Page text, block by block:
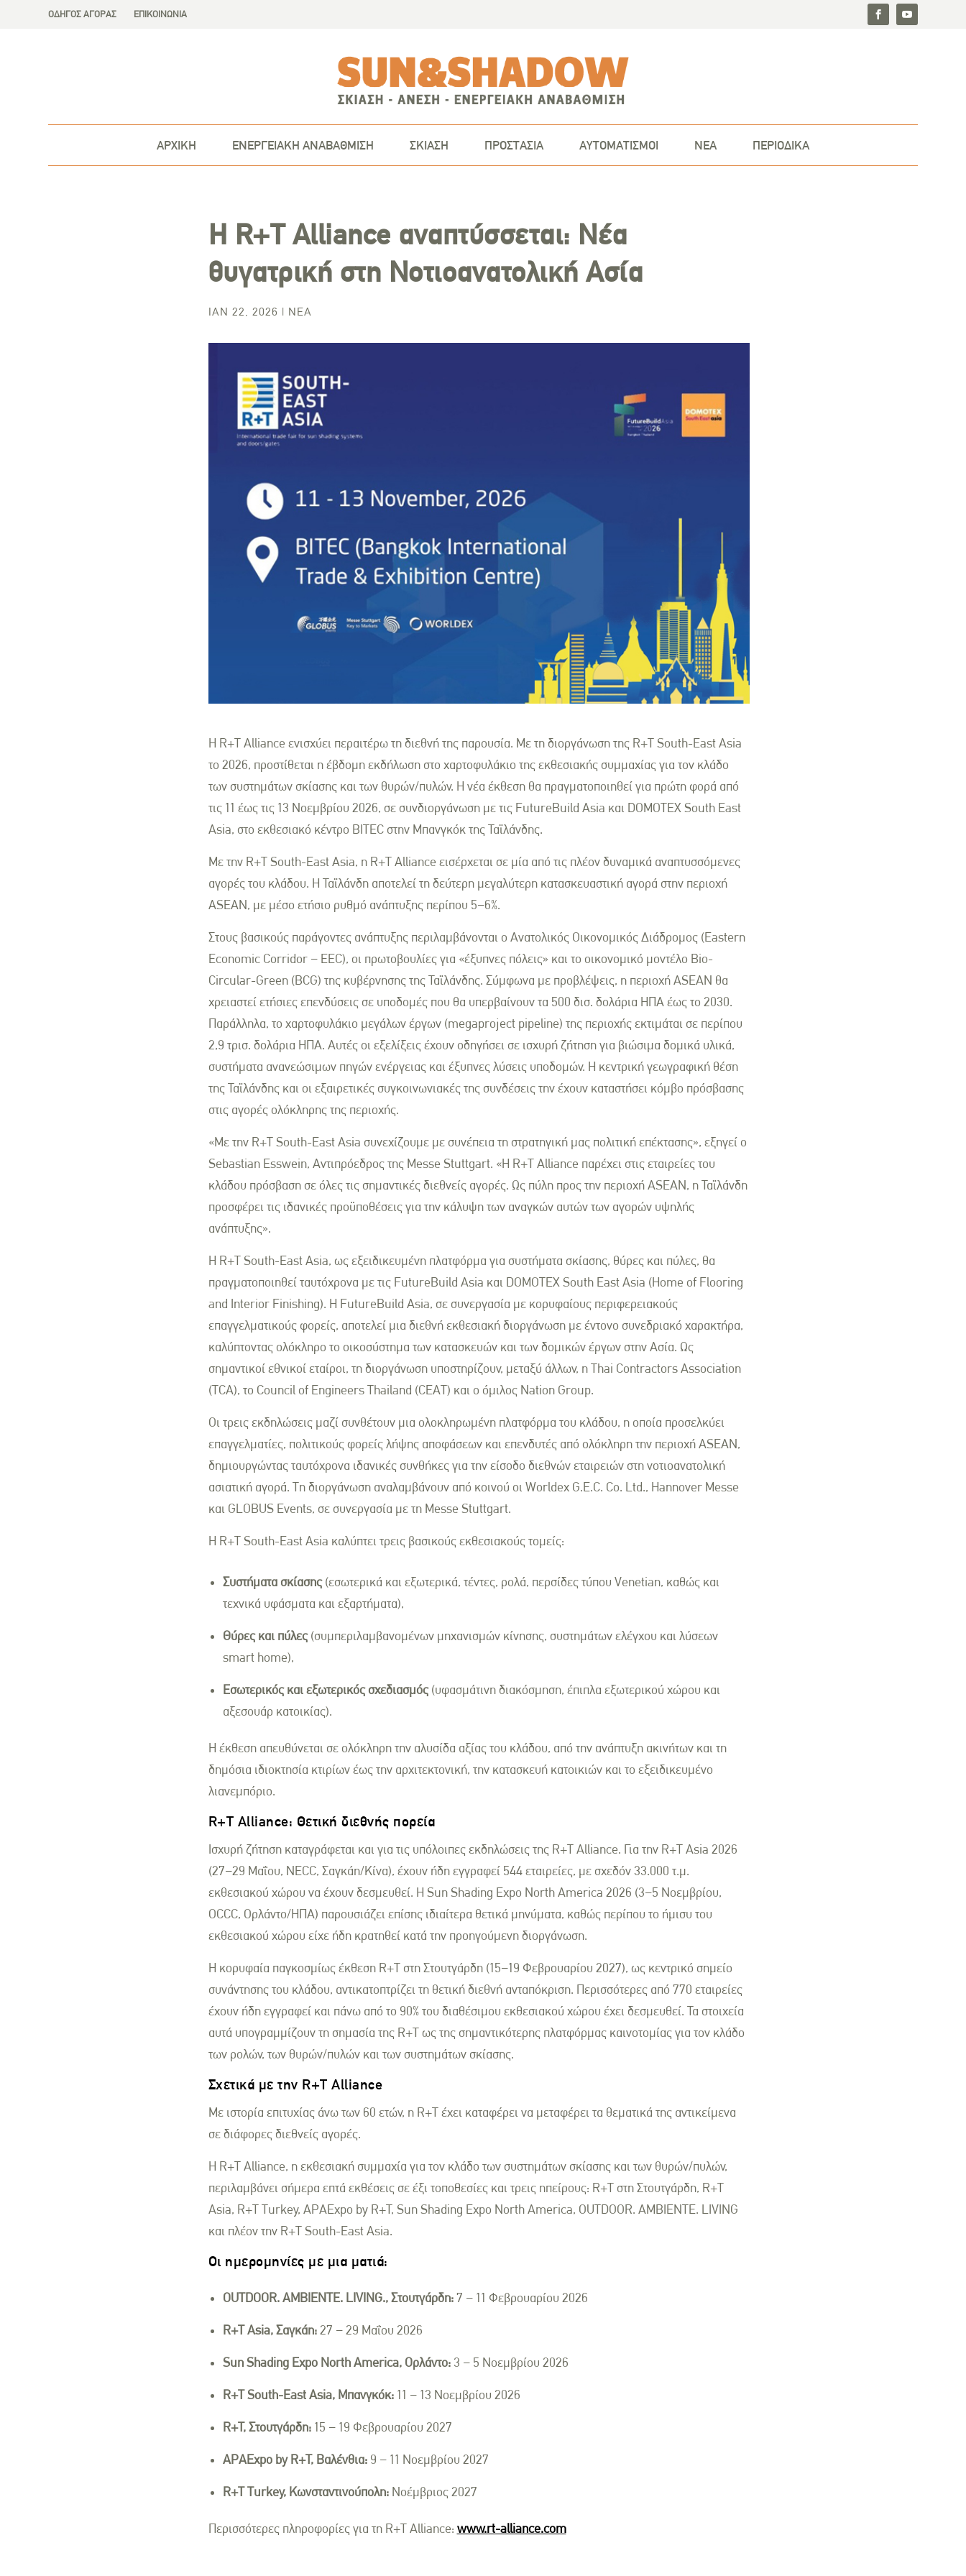
ΟΔΗΓΟΣ ΑΓΟΡΑΣ ΕΠΙΚΟΙΝΩΝΙΑ
ΑΡΧΙΚΗ ΕΝΕΡΓΕΙΑΚΗ ΑΝΑΒΑΘΜΙΣΗ ΣΚΙΑΣΗ ΠΡΟΣΤΑΣΙΑ ΑΥΤΟΜΑΤΙΣΜΟΙ ΝΕΑ ΠΕΡΙΟΔΙΚΑ
Η R+T Alliance αναπτύσσεται: Νέα
θυγατρική στη Νοτιοανατολική Ασία
ΙΑΝ 22, 2026 | ΝΈΑ
Η R+T Alliance ενισχύει περαιτέρω τη διεθνή της παρουσία. Με τη διοργάνωση της R+T South-East Asia
το 2026, προστίθεται η έβδομη εκδήλωση στο χαρτοφυλάκιο της εκθεσιακής συμμαχίας για τον κλάδο
των συστημάτων σκίασης και των θυρών/πυλών. Η νέα έκθεση θα πραγματοποιηθεί για πρώτη φορά από
τις 11 έως τις 13 Νοεμβρίου 2026, σε συνδιοργάνωση με τις FutureBuild Asia και DOMOTEX South East
Asia, στο εκθεσιακό κέντρο BITEC στην Μπανγκόκ της Ταϊλάνδης.
Με την R+T South-East Asia, η R+T Alliance εισέρχεται σε μία από τις πλέον δυναμικά αναπτυσσόμενες
αγορές του κλάδου. Η Ταϊλάνδη αποτελεί τη δεύτερη μεγαλύτερη κατασκευαστική αγορά στην περιοχή
ASEAN, με μέσο ετήσιο ρυθμό ανάπτυξης περίπου 5–6%.
Στους βασικούς παράγοντες ανάπτυξης περιλαμβάνονται ο Ανατολικός Οικονομικός Διάδρομος (Eastern
Economic Corridor – EEC), οι πρωτοβουλίες για «έξυπνες πόλεις» και το οικονομικό μοντέλο Bio-
Circular-Green (BCG) της κυβέρνησης της Ταϊλάνδης. Σύμφωνα με προβλέψεις, η περιοχή ASEAN θα
χρειαστεί ετήσιες επενδύσεις σε υποδομές που θα υπερβαίνουν τα 500 δισ. δολάρια ΗΠΑ έως το 2030.
Παράλληλα, το χαρτοφυλάκιο μεγάλων έργων (megaproject pipeline) της περιοχής εκτιμάται σε περίπου
2,9 τρισ. δολάρια ΗΠΑ. Αυτές οι εξελίξεις έχουν οδηγήσει σε ισχυρή ζήτηση για βιώσιμα δομικά υλικά,
συστήματα ανανεώσιμων πηγών ενέργειας και έξυπνες λύσεις υποδομών. Η κεντρική γεωγραφική θέση
της Ταϊλάνδης και οι εξαιρετικές συγκοινωνιακές της συνδέσεις την έχουν καταστήσει κόμβο πρόσβασης
στις αγορές ολόκληρης της περιοχής.
«Με την R+T South-East Asia συνεχίζουμε με συνέπεια τη στρατηγική μας πολιτική επέκτασης», εξηγεί ο
Sebastian Esswein, Αντιπρόεδρος της Messe Stuttgart. «Η R+T Alliance παρέχει στις εταιρείες του
κλάδου πρόσβαση σε όλες τις σημαντικές διεθνείς αγορές. Ως πύλη προς την περιοχή ASEAN, η Ταϊλάνδη
προσφέρει τις ιδανικές προϋποθέσεις για την κάλυψη των αναγκών αυτών των αγορών υψηλής
ανάπτυξης».
Η R+T South-East Asia, ως εξειδικευμένη πλατφόρμα για συστήματα σκίασης, θύρες και πύλες, θα
πραγματοποιηθεί ταυτόχρονα με τις FutureBuild Asia και DOMOTEX South East Asia (Home of Flooring
and Interior Finishing). Η FutureBuild Asia, σε συνεργασία με κορυφαίους περιφερειακούς
επαγγελματικούς φορείς, αποτελεί μια διεθνή εκθεσιακή διοργάνωση με έντονο συνεδριακό χαρακτήρα,
καλύπτοντας ολόκληρο το οικοσύστημα των κατασκευών και των δομικών έργων στην Ασία. Ως
σημαντικοί εθνικοί εταίροι, τη διοργάνωση υποστηρίζουν, μεταξύ άλλων, η Thai Contractors Association
(TCA), το Council of Engineers Thailand (CEAT) και ο όμιλος Nation Group.
Οι τρεις εκδηλώσεις μαζί συνθέτουν μια ολοκληρωμένη πλατφόρμα του κλάδου, η οποία προσελκύει
επαγγελματίες, πολιτικούς φορείς λήψης αποφάσεων και επενδυτές από ολόκληρη την περιοχή ASEAN,
δημιουργώντας ταυτόχρονα ιδανικές συνθήκες για την είσοδο διεθνών εταιρειών στη νοτιοανατολική
ασιατική αγορά. Τη διοργάνωση αναλαμβάνουν από κοινού οι Worldex G.E.C. Co. Ltd., Hannover Messe
και GLOBUS Events, σε συνεργασία με τη Messe Stuttgart.
Η R+T South-East Asia καλύπτει τρεις βασικούς εκθεσιακούς τομείς:
Συστήματα σκίασης(εσωτερικά και εξωτερικά, τέντες, ρολά, περσίδες τύπου Venetian, καθώς και
τεχνικά υφάσματα και εξαρτήματα),
Θύρες και πύλες(συμπεριλαμβανομένων μηχανισμών κίνησης, συστημάτων ελέγχου και λύσεων
smart home),
Εσωτερικός και εξωτερικός σχεδιασμός(υφασμάτινη διακόσμηση, έπιπλα εξωτερικού χώρου και
αξεσουάρ κατοικίας).
Η έκθεση απευθύνεται σε ολόκληρη την αλυσίδα αξίας του κλάδου, από την ανάπτυξη ακινήτων και τη
δημόσια ιδιοκτησία κτιρίων έως την αρχιτεκτονική, την κατασκευή κατοικιών και το εξειδικευμένο
λιανεμπόριο.
R+T Alliance: Θετική διεθνής πορεία
Ισχυρή ζήτηση καταγράφεται και για τις υπόλοιπες εκδηλώσεις της R+T Alliance. Για την R+T Asia 2026
(27–29 Μαΐου, NECC, Σαγκάη/Κίνα), έχουν ήδη εγγραφεί 544 εταιρείες, με σχεδόν 33.000 τ.μ.
εκθεσιακού χώρου να έχουν δεσμευθεί. Η Sun Shading Expo North America 2026 (3–5 Νοεμβρίου,
OCCC, Ορλάντο/ΗΠΑ) παρουσιάζει επίσης ιδιαίτερα θετικά μηνύματα, καθώς περίπου το ήμισυ του
εκθεσιακού χώρου είχε ήδη κρατηθεί κατά την προηγούμενη διοργάνωση.
Η κορυφαία παγκοσμίως έκθεση R+T στη Στουτγάρδη (15–19 Φεβρουαρίου 2027), ως κεντρικό σημείο
συνάντησης του κλάδου, αντικατοπτρίζει τη θετική διεθνή ανταπόκριση. Περισσότερες από 770 εταιρείες
έχουν ήδη εγγραφεί και πάνω από το 90% του διαθέσιμου εκθεσιακού χώρου έχει δεσμευθεί. Τα στοιχεία
αυτά υπογραμμίζουν τη σημασία της R+T ως της σημαντικότερης πλατφόρμας καινοτομίας για τον κλάδο
των ρολών, των θυρών/πυλών και των συστημάτων σκίασης.
Σχετικά με την R+T Alliance
Με ιστορία επιτυχίας άνω των 60 ετών, η R+T έχει καταφέρει να μεταφέρει τα θεματικά της αντικείμενα
σε διάφορες διεθνείς αγορές.
Η R+T Alliance, η εκθεσιακή συμμαχία για τον κλάδο των συστημάτων σκίασης και των θυρών/πυλών,
περιλαμβάνει σήμερα επτά εκθέσεις σε έξι τοποθεσίες και τρεις ηπείρους: R+T στη Στουτγάρδη, R+T
Asia, R+T Turkey, APAExpo by R+T, Sun Shading Expo North America, OUTDOOR. AMBIENTE. LIVING
και πλέον την R+T South-East Asia.
Οι ημερομηνίες με μια ματιά:
OUTDOOR. AMBIENTE. LIVING., Στουτγάρδη: 7 – 11 Φεβρουαρίου 2026
R+T Asia, Σαγκάη: 27 – 29 Μαΐου 2026
Sun Shading Expo North America, Ορλάντο: 3 – 5 Νοεμβρίου 2026
R+T South-East Asia, Μπανγκόκ: 11 – 13 Νοεμβρίου 2026
R+T, Στουτγάρδη: 15 – 19 Φεβρουαρίου 2027
APAExpo by R+T, Βαλένθια: 9 – 11 Νοεμβρίου 2027
R+T Turkey, Κωνσταντινούπολη: Νοέμβριος 2027
Περισσότερες πληροφορίες για τη R+T Alliance: www.rt-alliance.com